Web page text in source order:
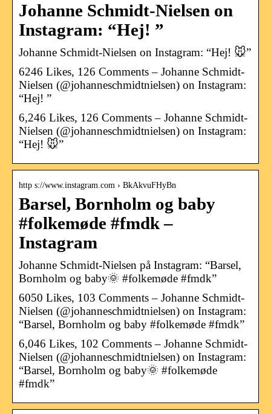
Johanne Schmidt-Nielsen on
Instagram: “Hej! ”
Johanne Schmidt-Nielsen on Instagram: “Hej! 🐭”
6246 Likes, 126 Comments – Johanne Schmidt-
Nielsen (@johanneschmidtnielsen) on Instagram:
“Hej! ”
6,246 Likes, 126 Comments – Johanne Schmidt-
Nielsen (@johanneschmidtnielsen) on Instagram:
“Hej! 🐭”
http s://www.instagram.com › BkAkvuFHyBn
Barsel, Bornholm og baby
#folkemøde #fmdk –
Instagram
Johanne Schmidt-Nielsen på Instagram: “Barsel,
Bornholm og baby🌞 #folkemøde #fmdk”
6050 Likes, 103 Comments – Johanne Schmidt-
Nielsen (@johanneschmidtnielsen) on Instagram:
“Barsel, Bornholm og baby #folkemøde #fmdk”
6,046 Likes, 102 Comments – Johanne Schmidt-
Nielsen (@johanneschmidtnielsen) on Instagram:
“Barsel, Bornholm og baby🌞 #folkemøde
#fmdk”